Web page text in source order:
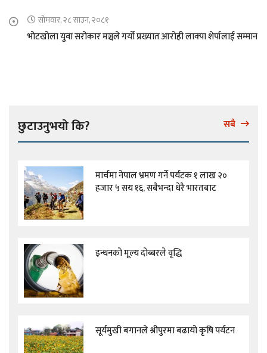
सोमवार, २८ साउन, २०८१
भोटखोला युवा सरोकार मञ्चले गर्यो प्रख्यात आरोही लाक्पा शेर्पालाई सम्मान
छुटाउनुभयो कि? सबै
मार्चमा नेपाल भ्रमण गर्ने पर्यटक १ लाख २०
हजार ५ सय १६, सबैभन्दा धेरै भारतबाट
इन्धनको मूल्य दोब्बरले वृद्धि
सूर्यमुखी बगानले श्रीपुरमा बढायो कृषि पर्यटन